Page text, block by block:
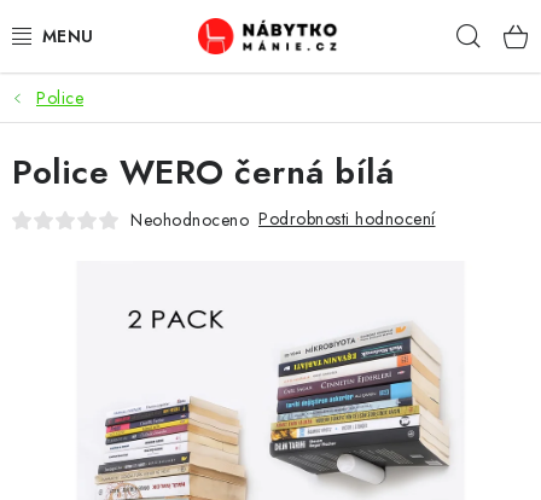
na
OBÝVACÍ POKOJ
KUCHYŇ A JÍDELNA
LOŽNICE
KOUPELNA A WC
Police
Police WERO černá bílá
Neohodnoceno Podrobnosti hodnocení